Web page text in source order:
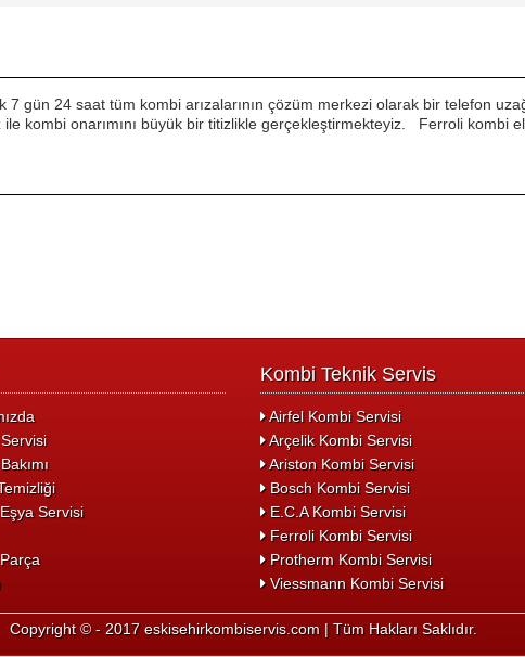
gün 24 saat tüm kombi arızalarının çözüm merkezi olarak bir telefon
kombi onarımını büyük bir titizlikle gerçekleştirmekteyiz. Ferroli kombi
Servisi
Kombi Teknik Servis
Airfel Kombi Servisi
Arçelik Kombi Servisi
Ariston Kombi Servisi
Bosch Kombi Servisi
E.C.A Kombi Servisi
Ferroli Kombi Servisi
Protherm Kombi Servisi
Viessmann Kombi Servisi
Copyright © - 2017 eskisehirkombiservis.com | Tüm Hakları Saklıdır.